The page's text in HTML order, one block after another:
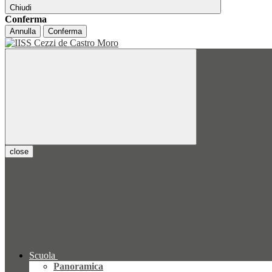
Chiudi
Conferma
Annulla Conferma
close
Scuola
Panoramica